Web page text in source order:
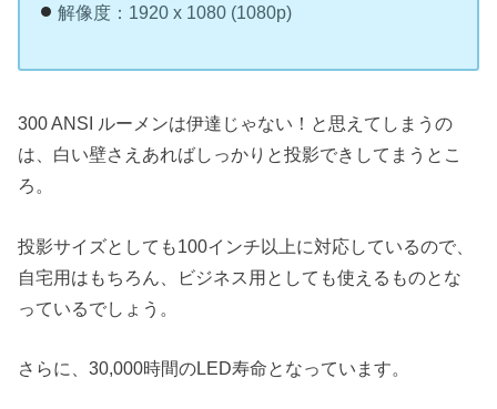
解像度：1920 x 1080 (1080p)
300 ANSI ルーメンは伊達じゃない！と思えてしまうの
は、白い壁さえあればしっかりと投影できしてまうとこ
ろ。
投影サイズとしても100インチ以上に対応しているので、
自宅用はもちろん、ビジネス用としても使えるものとな
っているでしょう。
さらに、30,000時間のLED寿命となっています。